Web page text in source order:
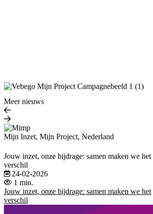
Meer nieuws
Mijn Inzet, Mijn Project, Nederland
Jouw inzet, onze bijdrage: samen maken we het
verschil
24-02-2026
1 min.
Jouw inzet, onze bijdrage: samen maken we het
verschil